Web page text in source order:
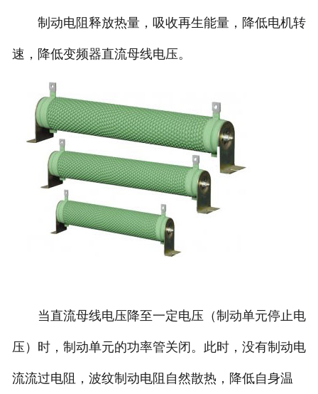
制动电阻释放热量，吸收再生能量，降低电机转
速，降低变频器直流母线电压。
当直流母线电压降至一定电压（制动单元停止电
压）时，制动单元的功率管关闭。此时，没有制动电
流流过电阻，波纹制动电阻自然散热，降低自身温